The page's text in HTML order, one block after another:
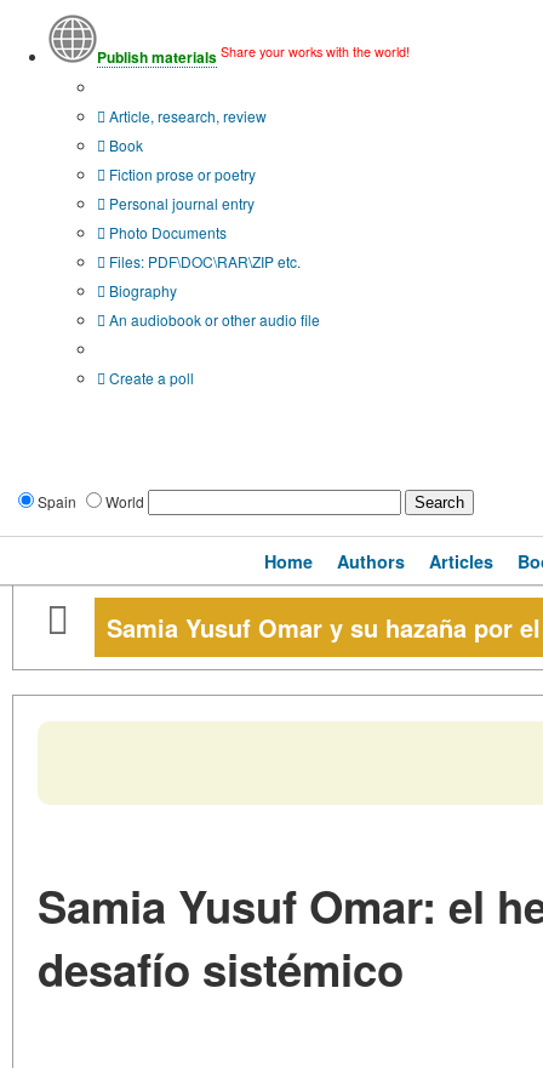
Publish materials Share your works with the world!
Article, research, review
Book
Fiction prose or poetry
Personal journal entry
Photo Documents
Files: PDF\DOC\RAR\ZIP etc.
Biography
An audiobook or other audio file
Create a poll
Spain World
Home Authors Articles
Samia Yusuf Omar y su hazaña por
Samia Yusuf Omar: el
desafío sistémico